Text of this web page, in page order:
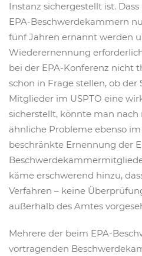
Instanz sichergestellt ist.
EPA-Beschwerdekammern
fünf Jahren ernannt werden
Wiederernennung erforderlich
bei der EPA-Konferenz nicht
schon in Frage stellen, ob der
Mitglieder im USPTO eine
sicherstellt, könnte man nach
ähnliche Probleme ebenso
beschränkte Ernennung der
käme erschwerend hinzu,
Verfahren – keine
außerhalb des Amtes
Mehrere der beim EPA-
vortragenden